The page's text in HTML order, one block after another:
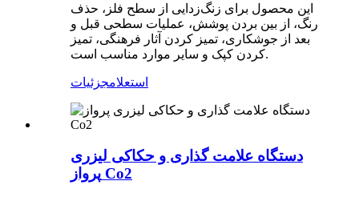
این محصول برای زنگ‌زدایی از سطح فلز، حذف
رنگ، از بین بردن پوشش، عملیات سطحی قبل و
بعد از جوشکاری، تمیز کردن آثار فرهنگی، تمیز
کردن کپک و سایر موارد مناسب است.
استعلامجزئیات
دستگاه علامت گذاری و حکاکی لیزری
پرواز Co2